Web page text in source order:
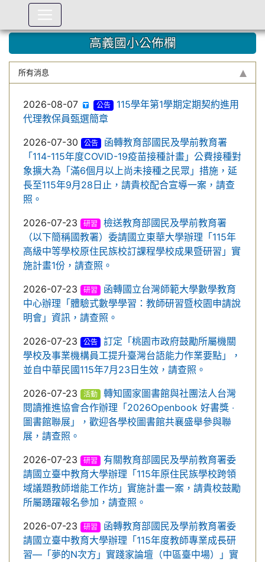
高義國小公佈欄
所有消息
2026-08-07 公告
115學年第1學期定期契約進用
代理教保員甄選簡章
2026-07-30
公告
函轉教育部國民及學前教育署
「114-115年度COVID-19疫苗接種計畫」公費接種對
象擴大為「滿6個月以上尚未接種之民眾」措施，延
長至115年9月28日止，請貴校配合宣導一案，請查
照。
2026-07-23
研習
檢送教育部國民及學前教育署
（以下簡稱國教署）委請國立東華大學辦理「115年
高級中等學校原住民族校訂課程學校成果暨研習」實
施計畫1份，請查照。
2026-07-23
研習
函轉國立台灣師範大學數學教育
中心辦理「體驗式數學學習：教師研習暨校園申請說
明會」資訊，請查照。
2026-07-23
公告
訂定「桃園市政府鼓勵所屬機關
學校及事業機構員工提升臺灣台語能力作業要點」，
並自中華民國115年7月23日生效，請查照。
2026-07-23
活動
轉知國家圖書館與社團法人台灣
閱讀推進協會合作辦理「2026Openbook 好書獎 ‧
圖書館聯展」，歡迎各學校圖書館共襄盛舉參與聯
展，請查照。
2026-07-23
研習
有關教育部國民及學前教育署委
請國立臺中教育大學辦理「115年原住民族學校跨領
域議題教師增能工作坊」實施計畫一案，請貴校鼓勵
所屬踴躍報名參加，請查照。
2026-07-23
研習
函轉教育部國民及學前教育署委
請國立臺中教育大學辦理「115年度教師專業成長研
習—「夢的N次方」實踐家論壇（中區臺中場）」實